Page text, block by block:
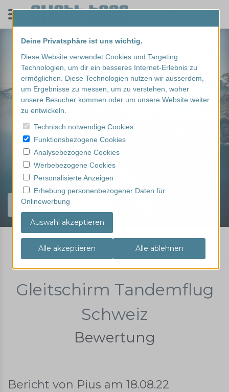
Finde dein Erlebnis...
Gleitschirm Tandemflug
Gleitschirm Tandemflug
Schweiz
Bewertung
Bericht von Pius am 18.08.22
Deine Privatsphäre ist uns wichtig.
Diese Website verwendet Cookies und Targeting
Technologien, um dir ein besseres Internet-Erlebnis zu
ermöglichen. Diese Technologien nutzen wir ausserdem,
um Ergebnisse zu messen, um zu verstehen, woher
unsere Besucher kommen oder um unsere Website weiter
zu entwickeln.
Technisch notwendige Cookies
Funktionsbezogene Cookies
Analysebezogene Cookies
Werbebezogene Cookies
Personalisierte Anzeigen
Erhebung personenbezogener Daten für
Onlinewerbung